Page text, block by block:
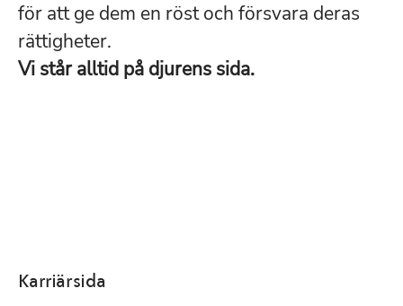
för att ge dem en röst och försvara deras
rättigheter.
Vi står alltid på djurens sida.
Karriärsida